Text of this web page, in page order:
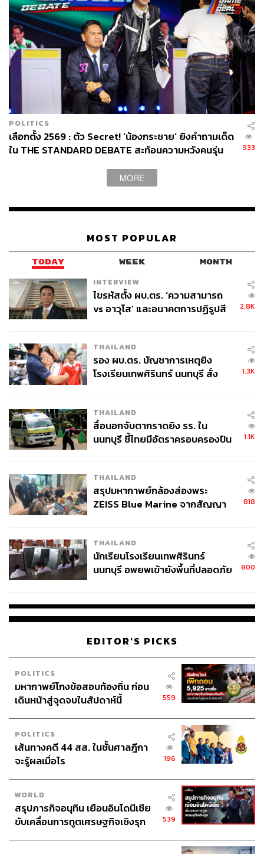
POLITICS
เลือกตั้ง 2569 : ตัว Secret! ‘น้องกระชาย’ ยิงคำถามเด็ด
ใน THE STANDARD DEBATE สะท้อนความหวังคนรุ่น
933
MORE
MOST POPULAR
TODAY WEEK MONTH
INTERVIEW
ไขรหัสตั้ง ผบ.ตร. ‘ความสามารถ
vs อาวุโส’ และอนาคตการปฏิรูปสี
2.8K
THAILAND
รอง ผบ.ตร. บัญชาการเหตุยิง
โรงเรียนเทพศิรินทร์ นนทบุรี สั่ง
1.3K
THAILAND
สื่อนอกจับตากราดยิง รร. ใน
นนทบุรี ชี้ไทยมีอัตราครอบครองปืน
1.1K
THAILAND
สรุปมหากาพย์กล้องส่องพระ
ZEISS Blue Marine จากสัญญา
จ่ายหนี้-แอบระบุแบรนด์
818
THAILAND
นักเรียนโรงเรียนเทพศิรินทร์
นนทบุรี อพยพเข้ายังพื้นที่ปลอดภัย
800
EDITOR'S PICKS
POLITICS
มหากาพย์โกงข้อสอบท้องถิ่น ก่อน
เดินหน้าสู่จุดจบในสัปดาห์นี้
559
POLITICS
เส้นทางคดี 44 สส. ในชั้นศาลฎีกา
จะรู้ผลเมื่อไร
196
WORLD
สรุปภารกิจอนุทิน เยือนอินโดนีเซีย
ขับเคลื่อนการทูตเศรษฐกิจเชิงรุก
539